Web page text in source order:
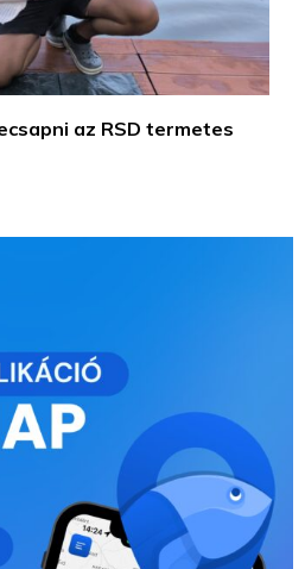
az RSD termetes